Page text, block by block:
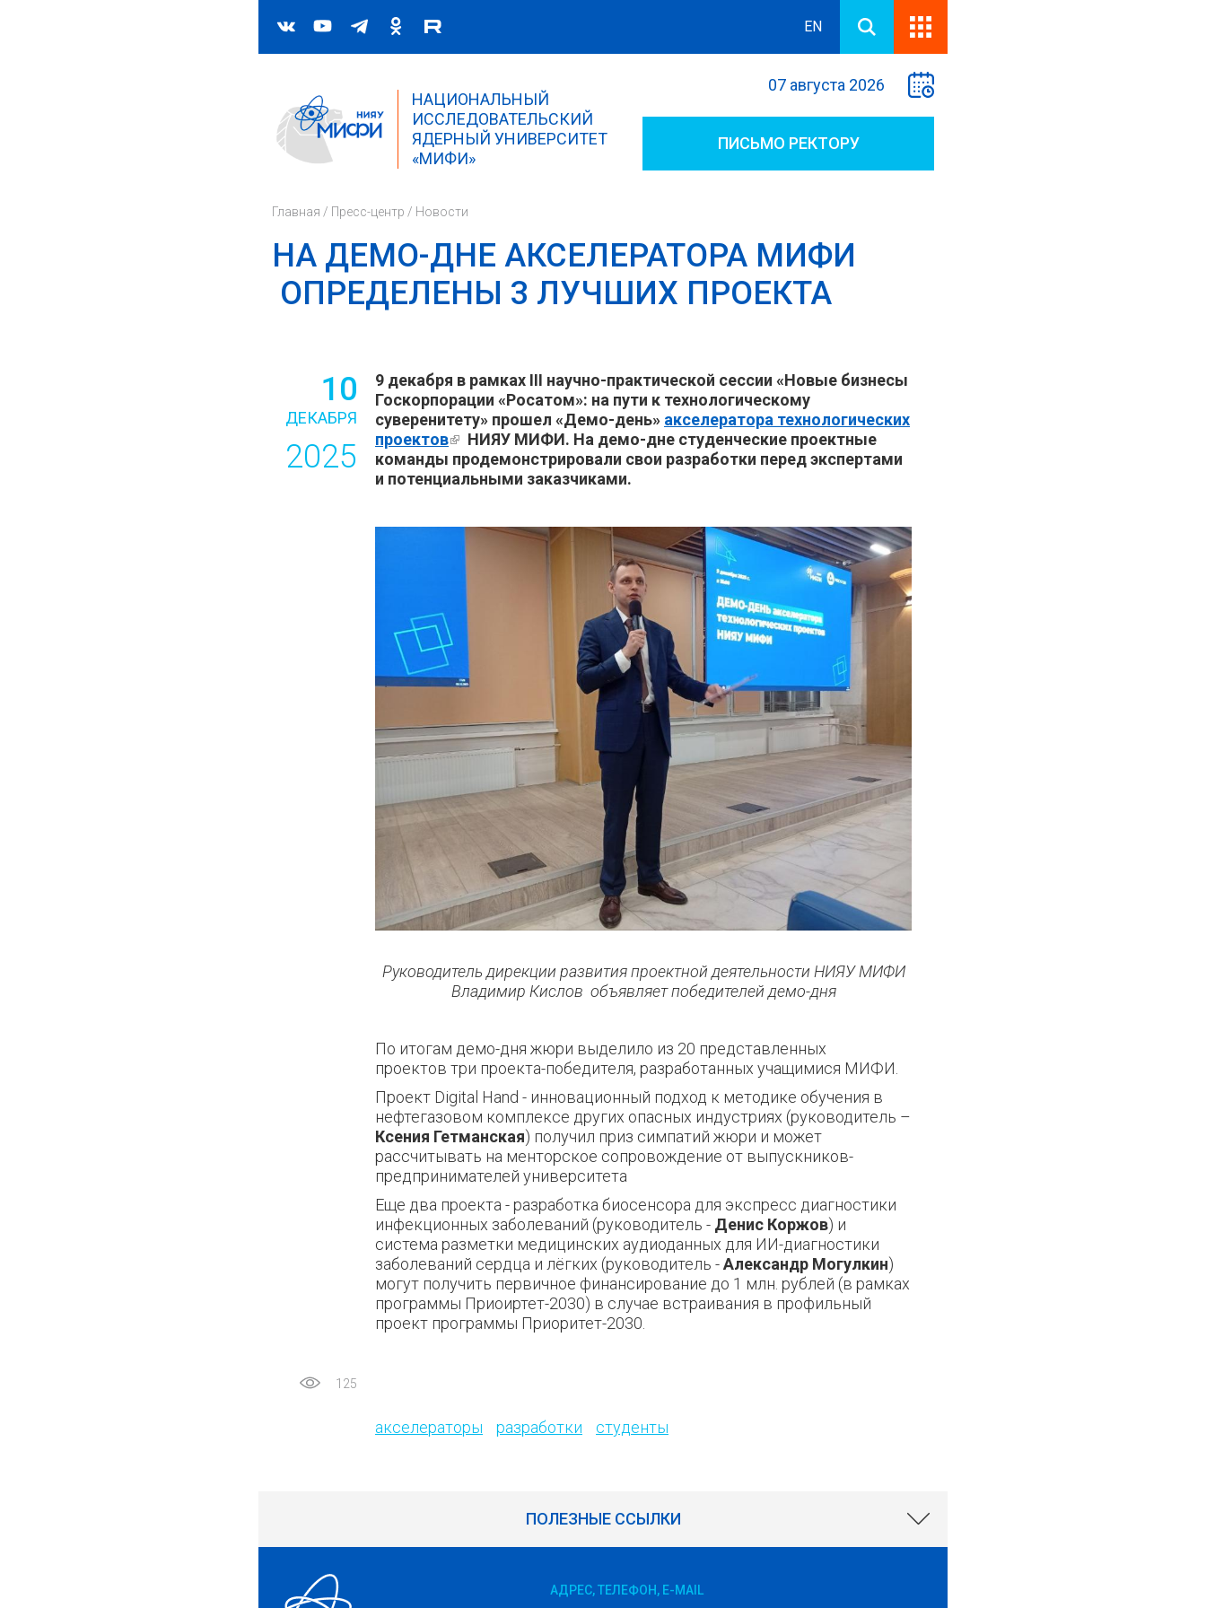
Форма поиска
EN
НАЦИОНАЛЬНЫЙ
ИССЛЕДОВАТЕЛЬСКИЙ
ЯДЕРНЫЙ УНИВЕРСИТЕТ
«МИФИ»
07 августа 2026
ПИСЬМО РЕКТОРУ
Главная / Пресс-центр / Новости
НА ДЕМО-ДНЕ АКСЕЛЕРАТОРА МИФИ
ОПРЕДЕЛЕНЫ 3 ЛУЧШИХ ПРОЕКТА
10
ДЕКАБРЯ
2025
9 декабря в рамках III научно-практической сессии «Новые бизнесы
Госкорпорации «Росатом»: на пути к технологическому
суверенитету» прошел «Демо-день» акселератора технологических
проектов(внешняя ссылка)
НИЯУ МИФИ. На демо-дне студенческие проектные
команды продемонстрировали свои разработки перед экспертами
и потенциальными заказчиками.
Руководитель дирекции развития проектной деятельности НИЯУ МИФИ
Владимир Кислов объявляет победителей демо-дня
По итогам демо-дня жюри выделило из 20 представленных
проектов три проекта-победителя, разработанных учащимися МИФИ.
Проект Digital Hand - инновационный подход к методике обучения в
нефтегазовом комплексе других опасных индустриях (руководитель –
Ксения Гетманская) получил приз симпатий жюри и может
рассчитывать на менторское сопровождение от выпускников-
предпринимателей университета
Еще два проекта - разработка биосенсора для экспресс диагностики
инфекционных заболеваний (руководитель - Денис Коржов) и
система разметки медицинских аудиоданных для ИИ-диагностики
заболеваний сердца и лёгких (руководитель -Александр Могулкин)
могут получить первичное финансирование до 1 млн. рублей (в рамках
программы Приоиртет-2030) в случае встраивания в профильный
проект программы Приоритет-2030.
125
акселераторы разработки студенты
ПОЛЕЗНЫЕ ССЫЛКИ
АДРЕС, ТЕЛЕФОН, E-MAIL